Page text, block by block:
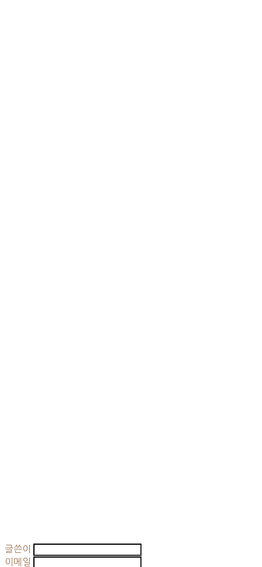
글쓴이
이메일